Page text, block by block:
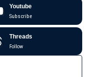
Youtube
Subscribe
Threads
Follow